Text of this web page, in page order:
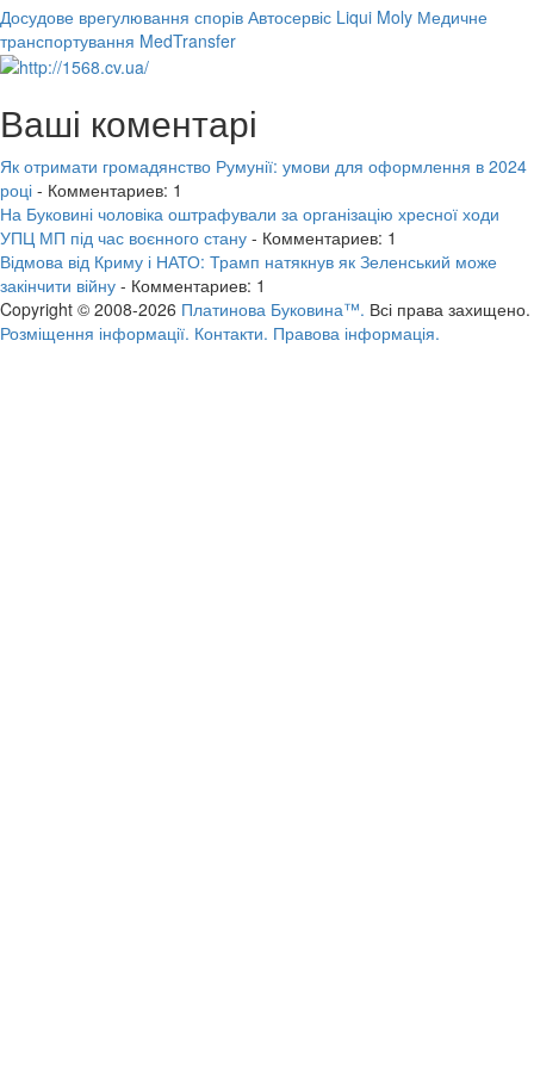
Досудове врегулювання спорів Автосервіс Liqui Moly Медичне
транспортування MedTransfer
Ваші коментарі
Як отримати громадянство Румунії: умови для оформлення в 2024
році - Комментариев: 1
На Буковині чоловіка оштрафували за організацію хресної ходи
УПЦ МП під час воєнного стану - Комментариев: 1
Відмова від Криму і НАТО: Трамп натякнув як Зеленський може
закінчити війну - Комментариев: 1
Copyright © 2008-2026 Платинова Буковина™. Всі права захищено.
Розміщення інформації. Контакти. Правова інформація.